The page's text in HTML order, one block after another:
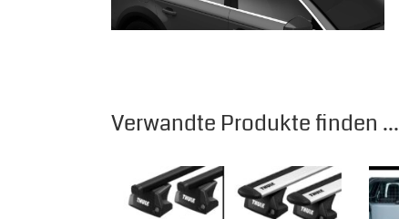
Verwandte Produkte finden ...
Dieses Produkt weist mehrere Varianten